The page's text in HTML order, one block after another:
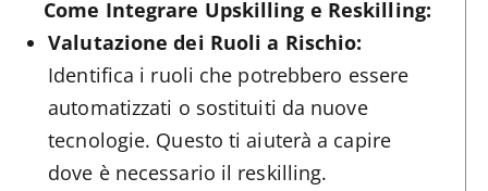
Come Integrare Upskilling e Reskilling:
Valutazione dei Ruoli a Rischio:
Identifica i ruoli che potrebbero essere
automatizzati o sostituiti da nuove
tecnologie. Questo ti aiuterà a capire
dove è necessario il reskilling.